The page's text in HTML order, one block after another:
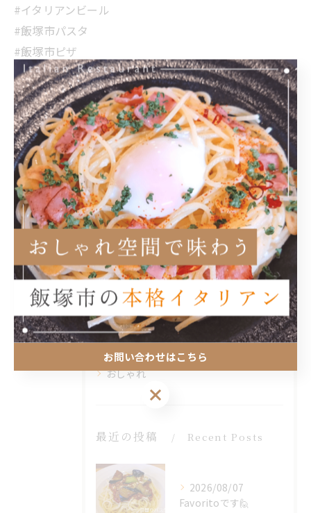
#イタリアンビール
#飯塚市パスタ
#飯塚市ピザ
< 前のページ 一覧に戻る 次のページ >
カテゴリー Categories
全てのカテゴリー
ランチ
ディナー
女子会
家族
おしゃれ
最近の投稿 Recent Posts
2026/08/07
Favoritoです🙋
お問い合わせはこちら
お問い合わせはこちら